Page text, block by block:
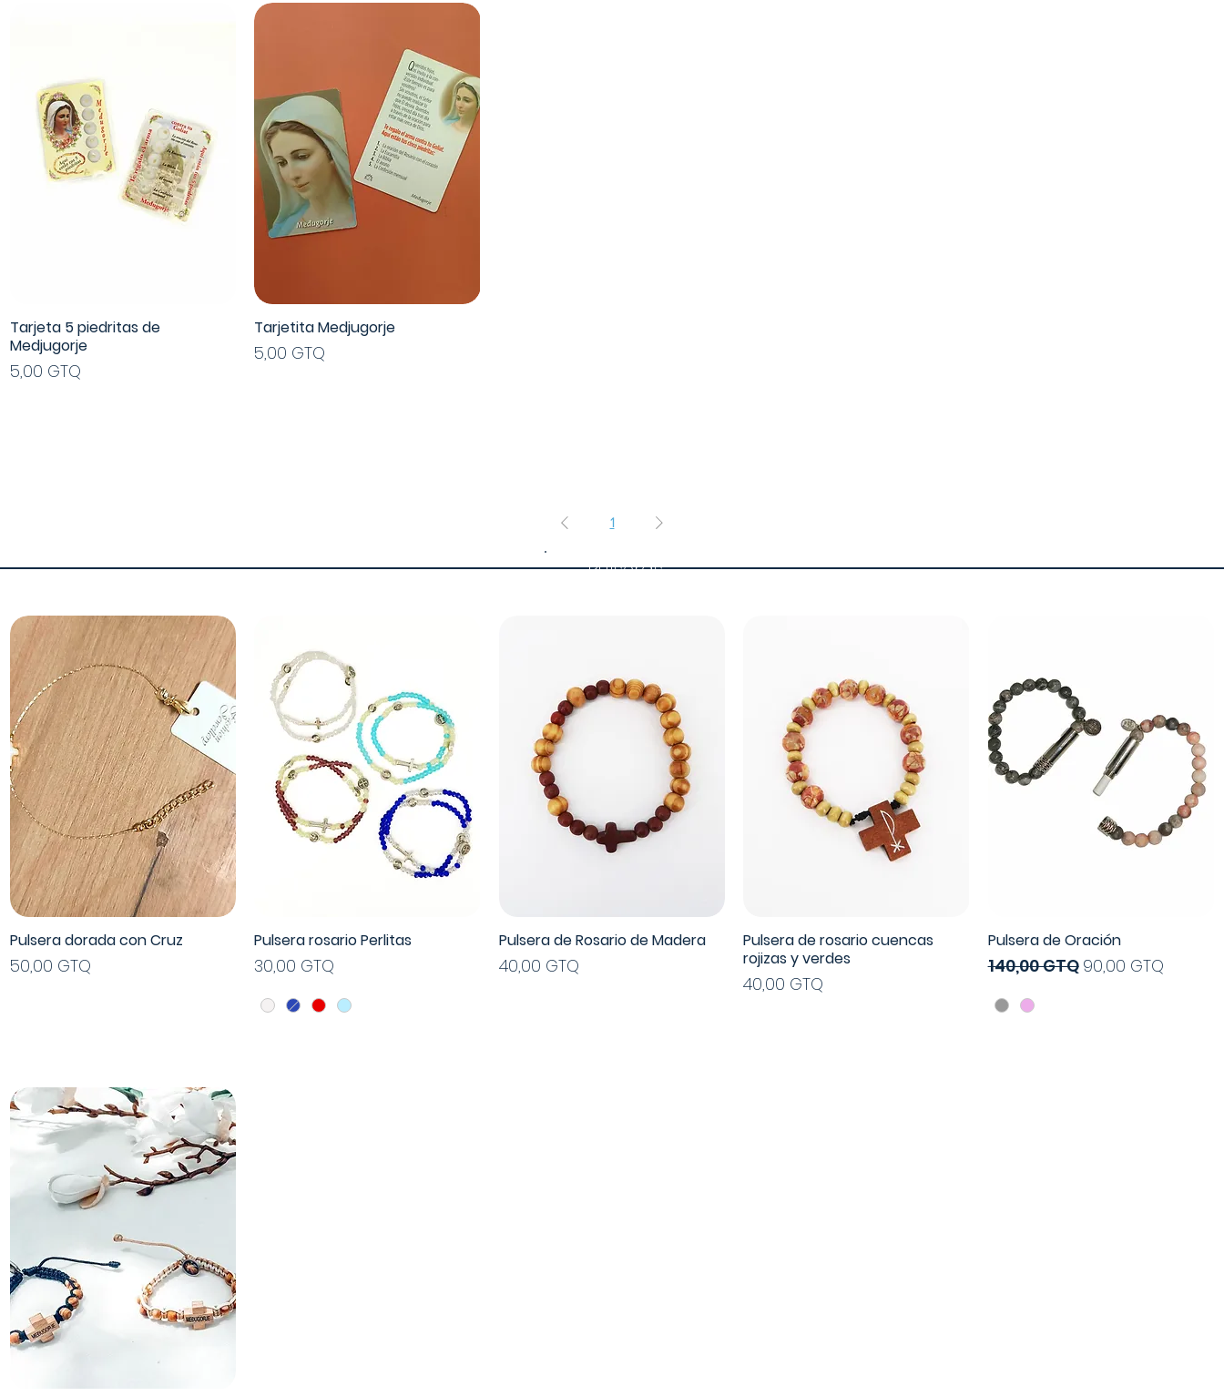
Vista rápida
Tarjeta 5 piedritas de
Medjugorje
Precio
5,00 GTQ
Vista rápida
Tarjetita Medjugorje
Precio
5,00 GTQ
1
Pulseras
Vista rápida
Pulsera dorada con Cruz
Precio
50,00 GTQ
Vista rápida
Pulsera rosario Perlitas
Precio
30,00 GTQ
Vista rápida
Pulsera de Rosario de Madera
Precio
40,00 GTQ
Vista rápida
Pulsera de rosario cuencas
rojizas y verdes
Precio
40,00 GTQ
Vista rápida
Pulsera de Oración
Precio
140,00 GTQ Precio de oferta
90,00 GTQ